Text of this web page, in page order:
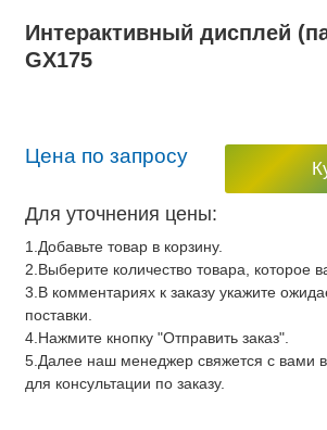
Интерактивный дисплей
GX175
Цена по запросу
Для уточнения цены:
1.Добавьте товар в корзину.
2.Выберите количество товара, которое
3.В комментариях к заказу укажите
поставки.
4.Нажмите кнопку "Отправить заказ".
5.Далее наш менеджер свяжется с вами
для консультации по заказу.